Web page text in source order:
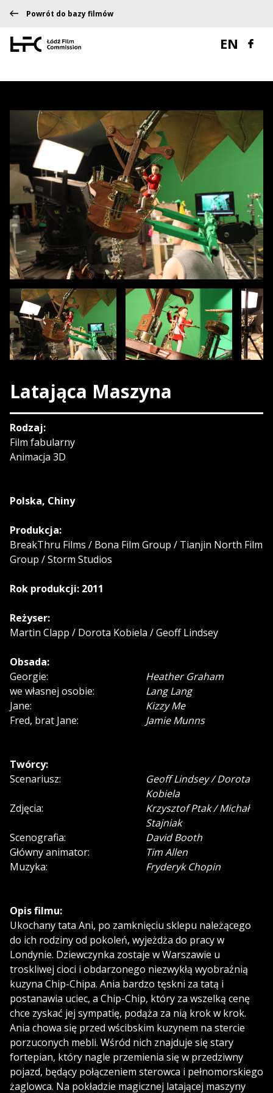
Powrót do bazy filmów
EN
Latająca Maszyna
Rodzaj:
Film fabularny
Animacja 3D
Polska, Chiny
Produkcja:
BreakThru Films / Bona Film Group / Tianjin North Film
Group / Storm Studios
Rok produkcji: 2011
Reżyser:
Martin Clapp / Dorota Kobiela / Geoff Lindsey
Obsada:
Georgie:
Heather Graham
we własnej osobie:
Lang Lang
Jane:
Kizzy Me
Fred, brat Jane:
Jamie Munns
Twórcy:
Scenariusz:
Geoff Lindsey / Dorota
Kobiela
Zdjęcia:
Krzysztof Ptak / Michał
Stajniak
Scenografia:
David Booth
Główny animator:
Tim Allen
Muzyka:
Fryderyk Chopin
Opis filmu:
Ukochany tata Ani, po zamknięciu sklepu należącego
do ich rodziny od pokoleń, wyjeżdża do pracy w
Londynie. Dziewczynka zostaje w Warszawie u
troskliwej cioci i obdarzonego niezwykłą wyobraźnią
kuzyna Chip-Chipa. Ania bardzo tęskni za tatą i
postanawia uciec, a Chip-Chip, który za wszelką cenę
chce zyskać jej sympatię, podąża za nią krok w krok.
Ania chowa się przed wścibskim kuzynem na stercie
porzuconych mebli. Wśród nich znajduje się stary
fortepian, który nagle przemienia się w przedziwny
pojazd, będący połączeniem sterowca i pełnomorskiego
żaglowca. Na pokładzie magicznej latającej maszyny